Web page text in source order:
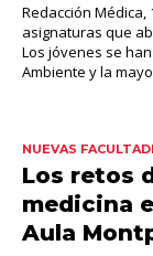
Redacción
asignaturas que
Los jóvenes se
Ambiente y la
NUEVAS
Los retos
medicina
Aula